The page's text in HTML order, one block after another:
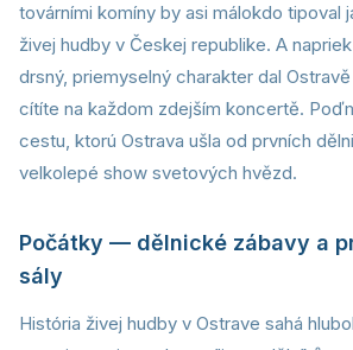
továrními komíny by asi málokdo tipoval
živej hudby v Českej republike. A
drsný, priemyselný charakter dal
cítíte na každom zdejším koncertě.
cestu, ktorú Ostrava ušla od prvních
velkolepé show svetových hvězd.
Počátky — dělnické zábavy a
sály
História živej hudby v Ostrave sahá